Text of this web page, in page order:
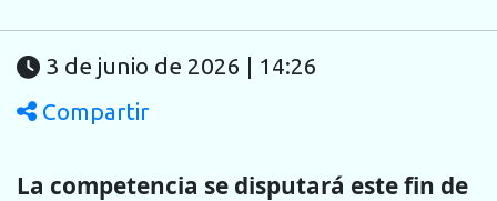
3 de junio de 2026 | 14:26
Compartir
La competencia se disputará este fin de